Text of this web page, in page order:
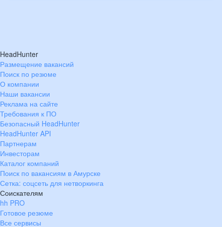
HeadHunter
Размещение вакансий
Поиск по резюме
О компании
Наши вакансии
Реклама на сайте
Требования к ПО
Безопасный HeadHunter
HeadHunter API
Партнерам
Инвесторам
Каталог компаний
Поиск по вакансиям в Амурске
Сетка: соцсеть для нетворкинга
Соискателям
hh PRO
Готовое резюме
Все сервисы